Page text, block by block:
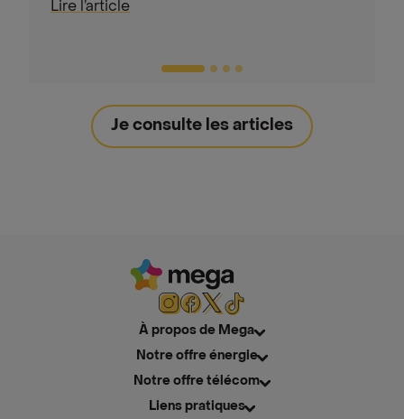
Lire l’article
Je consulte les articles
À propos de Mega
Notre offre énergie
Notre offre télécom
Liens pratiques